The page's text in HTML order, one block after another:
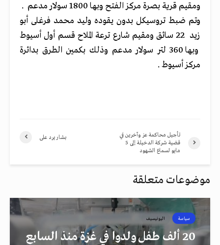
ومقيم قرية بصرة مركز الفتح وبها 1800 سولار مدعم .
وتم ضبط تروسيكل بدون يقوده وليد محمد فرغلى أبو
زيد 22 سائق ومقيم شارع ترعة الملاح قسم أول أسيوط
وبها 360 لتر سولار مدعم وذلك بكمين الطرق بدائرة
مركز أسيوط .
بشار يرد على
تأجيل محاكمة عز وآخرين في
قضية شركة الدخيلة إلى 5
مايو لسماع الشهود
موضوعات متعلقة
سياسة اليونيسيف
20 ألف طفل ولدوا في غزة منذ السابع